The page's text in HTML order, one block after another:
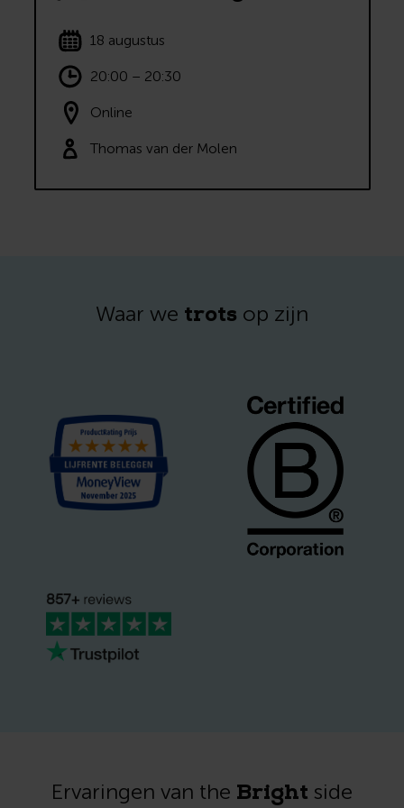
18 augustus
20:00 – 20:30
Online
Thomas van der Molen
Waar we trots op zijn
Ervaringen van the Bright side